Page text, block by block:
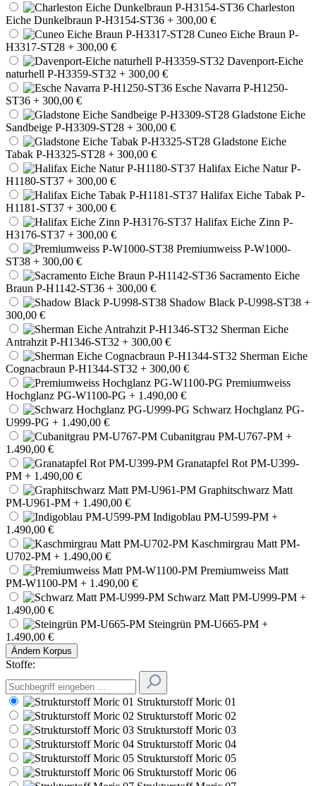
Charleston
Eiche Dunkelbraun P-H3154-ST36 + 300,00 €
Cuneo Eiche Braun P-
H3317-ST28 + 300,00 €
Davenport-Eiche
naturhell P-H3359-ST32 + 300,00 €
Esche Navarra P-H1250-
ST36 + 300,00 €
Gladstone Eiche
Sandbeige P-H3309-ST28 + 300,00 €
Gladstone Eiche
Tabak P-H3325-ST28 + 300,00 €
Halifax Eiche Natur P-
H1180-ST37 + 300,00 €
Halifax Eiche Tabak P-
H1181-ST37 + 300,00 €
Halifax Eiche Zinn P-
H3176-ST37 + 300,00 €
Premiumweiss P-W1000-
ST38 + 300,00 €
Sacramento Eiche
Braun P-H1142-ST36 + 300,00 €
Shadow Black P-U998-ST38 +
300,00 €
Sherman Eiche
Antrahzit P-H1346-ST32 + 300,00 €
Sherman Eiche
Cognacbraun P-H1344-ST32 + 300,00 €
Premiumweiss
Hochglanz PG-W1100-PG + 1.490,00 €
Schwarz Hochglanz PG-
U999-PG + 1.490,00 €
Cubanitgrau PM-U767-PM +
1.490,00 €
Granatapfel Rot PM-U399-
PM + 1.490,00 €
Graphitschwarz Matt
PM-U961-PM + 1.490,00 €
Indigoblau PM-U599-PM +
1.490,00 €
Kaschmirgrau Matt PM-
U702-PM + 1.490,00 €
Premiumweiss Matt
PM-W1100-PM + 1.490,00 €
Schwarz Matt PM-U999-PM +
1.490,00 €
Steingrün PM-U665-PM +
1.490,00 €
Ändern Korpus
Stoffe:
Strukturstoff Moric 01
Strukturstoff Moric 02
Strukturstoff Moric 03
Strukturstoff Moric 04
Strukturstoff Moric 05
Strukturstoff Moric 06